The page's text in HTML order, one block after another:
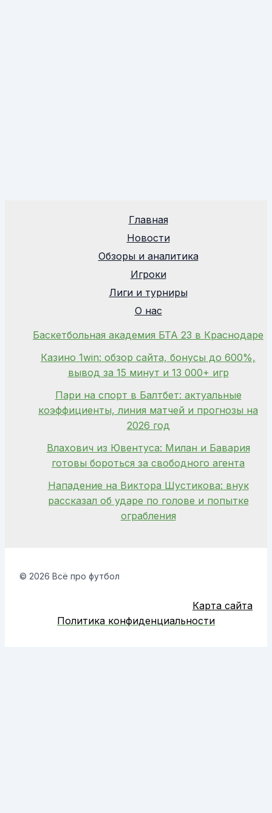
Главная
Новости
Обзоры и аналитика
Игроки
Лиги и турниры
О нас
Баскетбольная академия БТА 23 в Краснодаре
Казино 1win: обзор сайта, бонусы до 600%,
вывод за 15 минут и 13 000+ игр
Пари на спорт в Балтбет: актуальные
коэффициенты, линия матчей и прогнозы на
2026 год
Влахович из Ювентуса: Милан и Бавария
готовы бороться за свободного агента
Нападение на Виктора Шустикова: внук
рассказал об ударе по голове и попытке
ограбления
© 2026 Всё про футбол
Карта сайта
Политика конфиденциальности